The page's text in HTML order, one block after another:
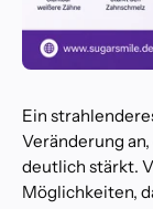
Ein
Veränderung
deutlich stärkt.
Möglichkeiten,